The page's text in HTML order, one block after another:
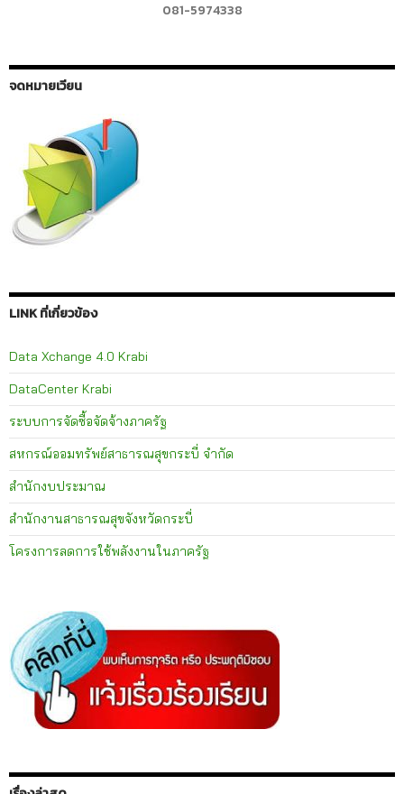
081-5974338
จดหมายเวียน
LINK ที่เกี่ยวข้อง
Data Xchange 4.0 Krabi
DataCenter Krabi
ระบบการจัดซื้อจัดจ้างภาครัฐ
สหกรณ์ออมทรัพย์สาธารณสุขกระบี่ จำกัด
สำนักงบประมาณ
สำนักงานสาธารณสุขจังหวัดกระบี่
โครงการลดการใช้พลังงานในภาครัฐ